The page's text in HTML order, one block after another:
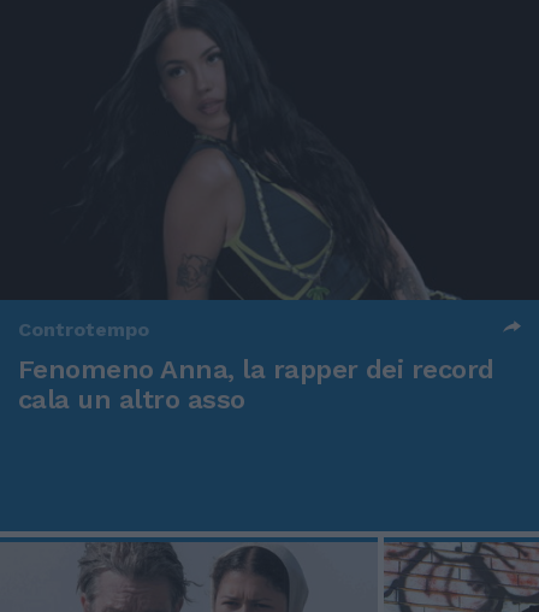
Controtempo
Fenomeno Anna, la rapper dei record
cala un altro asso